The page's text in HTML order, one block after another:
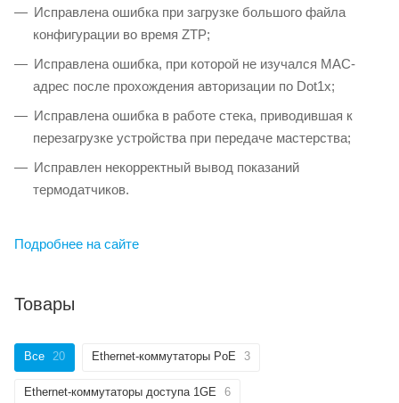
Исправлена ошибка при загрузке большого файла
конфигурации во время ZTP;
Исправлена ошибка, при которой не изучался MAC-
адрес после прохождения авторизации по Dot1x;
Исправлена ошибка в работе стека, приводившая к
перезагрузке устройства при передаче мастерства;
Исправлен некорректный вывод показаний
термодатчиков.
Подробнее на сайте
Товары
Все 20 Ethernet-коммутаторы PoE 3
Ethernet-коммутаторы доступа 1GE 6